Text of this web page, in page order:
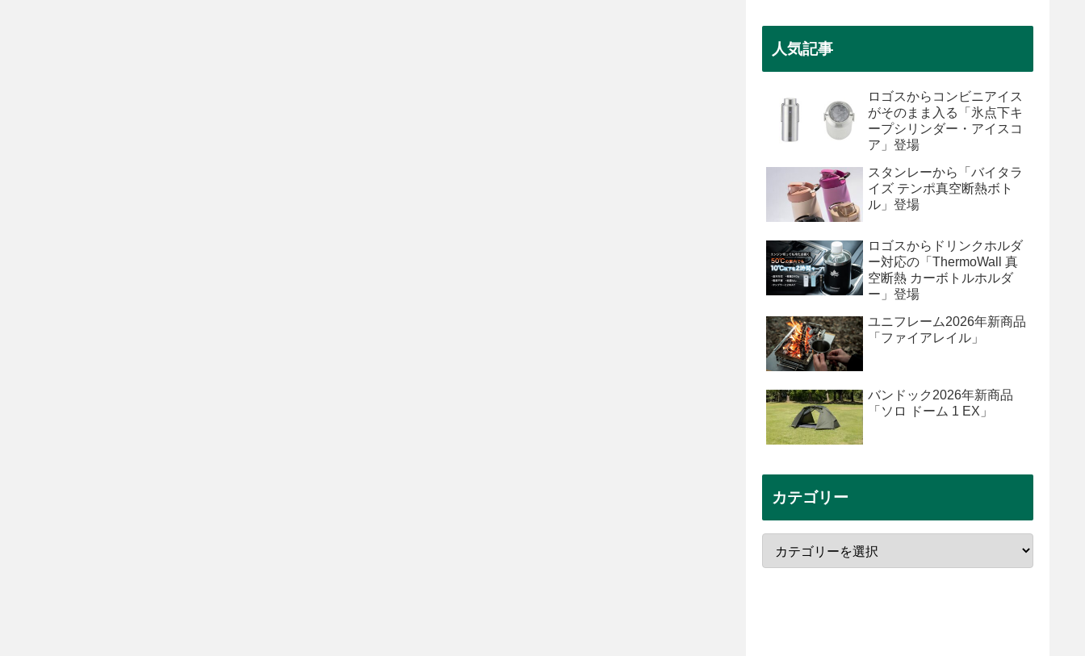
人気記事
ロゴスからコンビニアイス
がそのまま入る「氷点下キ
ープシリンダー・アイスコ
ア」登場
スタンレーから「バイタラ
イズ テンポ真空断熱ボト
ル」登場
ロゴスからドリンクホルダ
ー対応の「ThermoWall 真
空断熱 カーボトルホルダ
ー」登場
ユニフレーム2026年新商品
「ファイアレイル」
バンドック2026年新商品
「ソロ ドーム 1 EX」
カテゴリー